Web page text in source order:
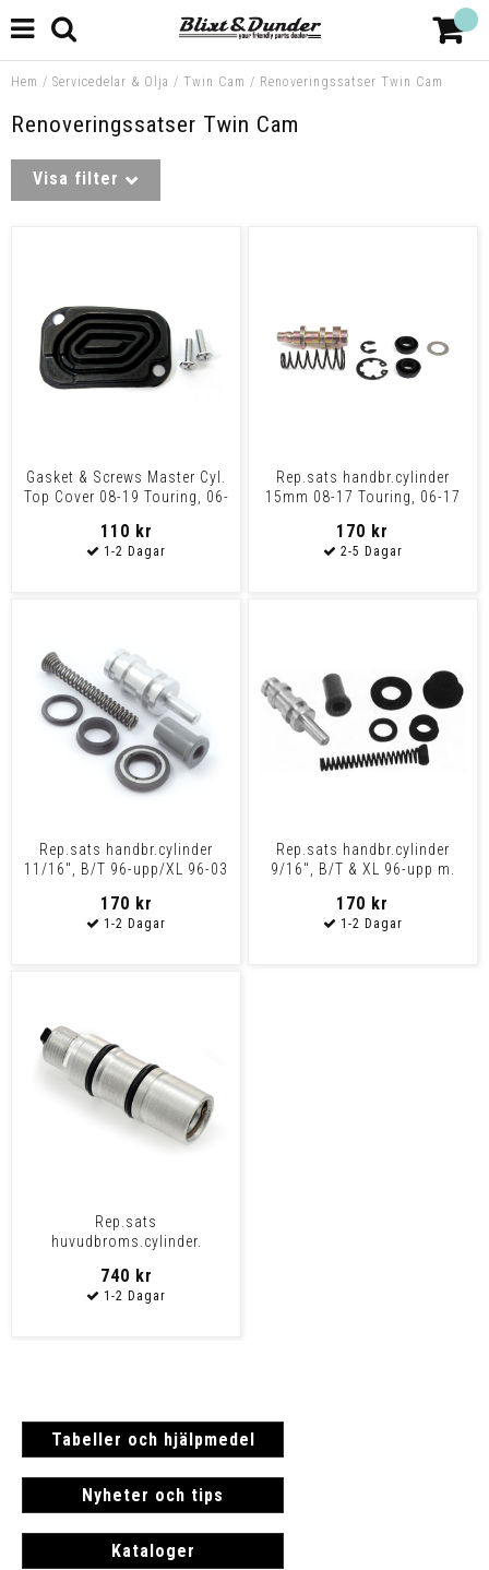
Hem / Servicedelar & Olja / Twin Cam / Renoveringssatser Twin Cam
Renoveringssatser Twin Cam
Visa filter
Gasket & Screws Master Cyl.
Top Cover 08-19 Touring, 06-
110 kr
Rep.sats handbr.cylinder
15mm 08-17 Touring, 06-17
170 kr
Rep.sats handbr.cylinder
11/16", B/T 96-upp/XL 96-03
170 kr
Rep.sats handbr.cylinder
9/16", B/T & XL 96-upp m.
170 kr
Rep.sats
huvudbroms.cylinder.
92-u/Dyna 91-u
740 kr
Tabeller och hjälpmedel
Nyheter och tips
Kataloger